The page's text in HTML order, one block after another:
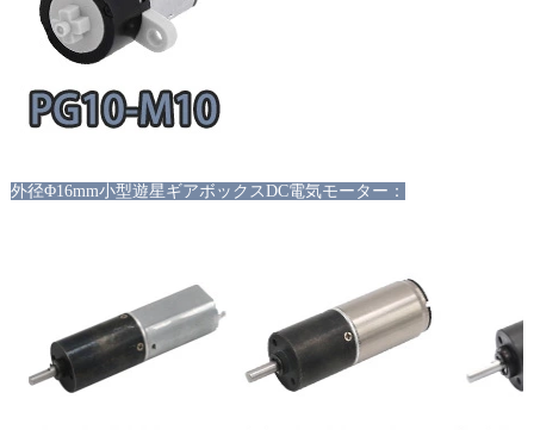
外径Φ16mm小型遊星ギアボックスDC電気モーター：